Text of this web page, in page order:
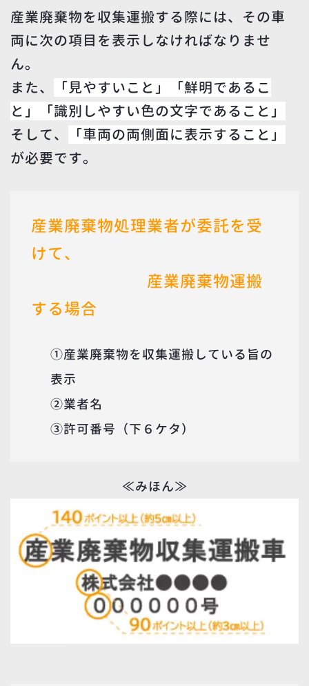
産業廃棄物を収集運搬する際には、その車
両に次の項目を表示しなければなりませ
ん。
また、
「見やすいこと」「鮮明であるこ
と」「識別しやすい色の文字であること」
そして、
「車両の両側面に表示すること」
が必要です。
産業廃棄物処理業者が委託を受
けて、
産業廃棄物運搬
する場合
①産業廃棄物を収集運搬している旨の
表示
②業者名
③許可番号（下６ケタ）
≪みほん≫